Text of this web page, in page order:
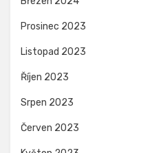
Prosinec 2023
Listopad 2023
Říjen 2023
Srpen 2023
Červen 2023